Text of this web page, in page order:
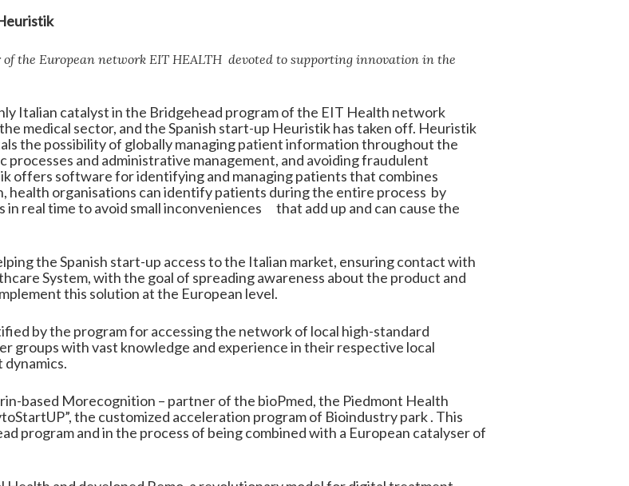
the European network EIT HEALTH devoted to supporting innovation in the
Italian catalyst in the Bridgehead program of the EIT Health network
medical sector, and the Spanish start-up Heuristik has taken off. Heuristik
the possibility of globally managing patient information throughout the
and administrative management, and avoiding fraudulent
offers software for identifying and managing patients that combines
organisations can identify patients during the entire process by
real time to avoid small inconveniences that add up and can cause the
the Spanish start-up access to the Italian market, ensuring contact with
System, with the goal of spreading awareness about the product and
this solution at the European level.
by the program for accessing the network of local high-standard
groups with vast knowledge and experience in their respective local
dynamics.
based Morecognition – partner of the bioPmed, the Piedmont Health
the customized acceleration program of Bioindustry park . This
program and in the process of being combined with a European catalyser of